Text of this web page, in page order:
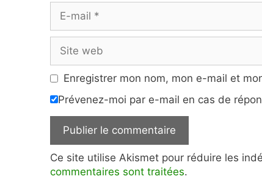
mail
web
Enregistrer mon nom, mon e-mail et
Prévenez-moi par e-mail en cas de
Ce site utilise Akismet pour réduire les
commentaires sont traitées.